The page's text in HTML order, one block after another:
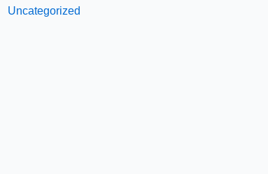
Uncategorized